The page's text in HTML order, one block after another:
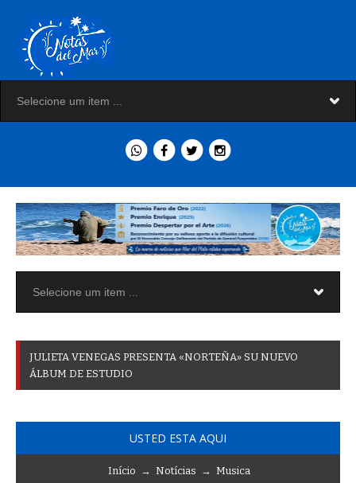
JULIETA VENEGAS PRESENTA «NORTEÑA» SU NUEVO
ÁLBUM DE ESTUDIO
USTED ESTA AQUI
Início → Notícias → Musica